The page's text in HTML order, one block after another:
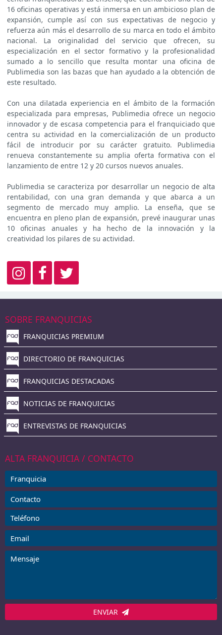
16 oficinas operativas y está inmersa en un ambicioso plan de
expansión, cumple así con sus expectativas de negocio y
refuerza aún más el desarrollo de su marca en todo el ámbito
nacional. La originalidad del servicio que ofrecen, su
especialización en el sector formativo y la profesionalidad
sumado a lo sencillo que resulta montar una oficina de
Publimedia son las bazas que han ayudado a la obtención de
este resultado.
Con una dilatada experiencia en el ámbito de la formación
especializada para empresas, Publimedia ofrece un negocio
innovador y de escasa competencia para el franquiciado que
centra su actividad en la comercialización de un producto
fácil de introducir por su carácter gratuito. Publimedia
renueva constantemente su amplia oferta formativa con el
lanzamiento de entre 12 y 20 cursos nuevos anuales.
Publimedia se caracteriza por desarrollar un negocio de alta
rentabilidad, con una gran demanda y que abarca a un
segmento de mercado muy amplio. La enseña, que se
encuentra en pleno plan de expansión, prevé inaugurar unas
10 oficinas anuales y ha hecho de la innovación y la
creatividad los pilares de su actividad.
SOBRE FRANQUICIAS
FRANQUICIAS PREMIUM
DIRECTORIO DE FRANQUICIAS
FRANQUICIAS DESTACADAS
NOTICIAS DE FRANQUICIAS
ENTREVISTAS DE FRANQUICIAS
ALTA FRANQUICIA / CONTACTO
ENVIAR